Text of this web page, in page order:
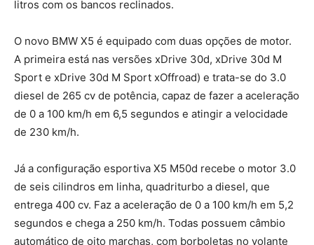
litros com os bancos reclinados.
O novo BMW X5 é equipado com duas opções de motor.
A primeira está nas versões xDrive 30d, xDrive 30d M
Sport e xDrive 30d M Sport xOffroad) e trata-se do 3.0
diesel de 265 cv de potência, capaz de fazer a aceleração
de 0 a 100 km/h em 6,5 segundos e atingir a velocidade
de 230 km/h.
Já a configuração esportiva X5 M50d recebe o motor 3.0
de seis cilindros em linha, quadriturbo a diesel, que
entrega 400 cv. Faz a aceleração de 0 a 100 km/h em 5,2
segundos e chega a 250 km/h. Todas possuem câmbio
automático de oito marchas, com borboletas no volante